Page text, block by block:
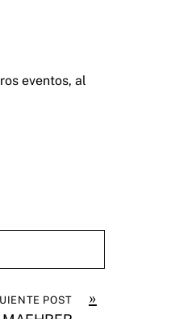
eventos, al
»
POST